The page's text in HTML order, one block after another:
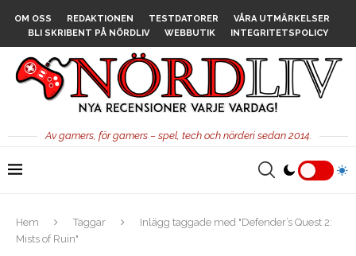
OM OSS REDAKTIONEN TESTDATORER
VÅRA UTMÄRKELSER
BLI SKRIBENT PÅ NÖRDLIV
WEBBUTIK INTEGRITETSPOLICY
Av gamers, för gamers – spel, tech och nörderi sedan 2014.
Hem Taggar
Inlägg taggade med "Defender’s Quest 2:
Mists of Ruin"